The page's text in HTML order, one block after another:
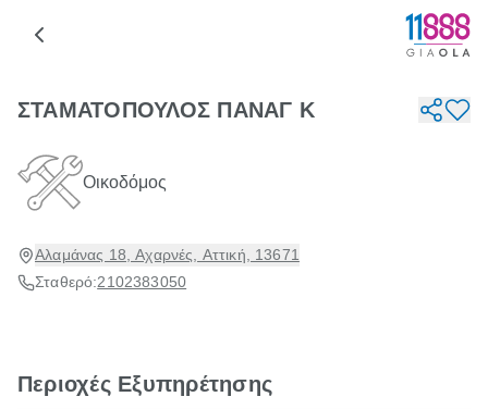
ΣΤΑΜΑΤΟΠΟΥΛΟΣ ΠΑΝΑΓ Κ
Οικοδόμος
Αλαμάνας 18, Αχαρνές, Αττική, 13671
Σταθερό:2102383050
Περιοχές Εξυπηρέτησης